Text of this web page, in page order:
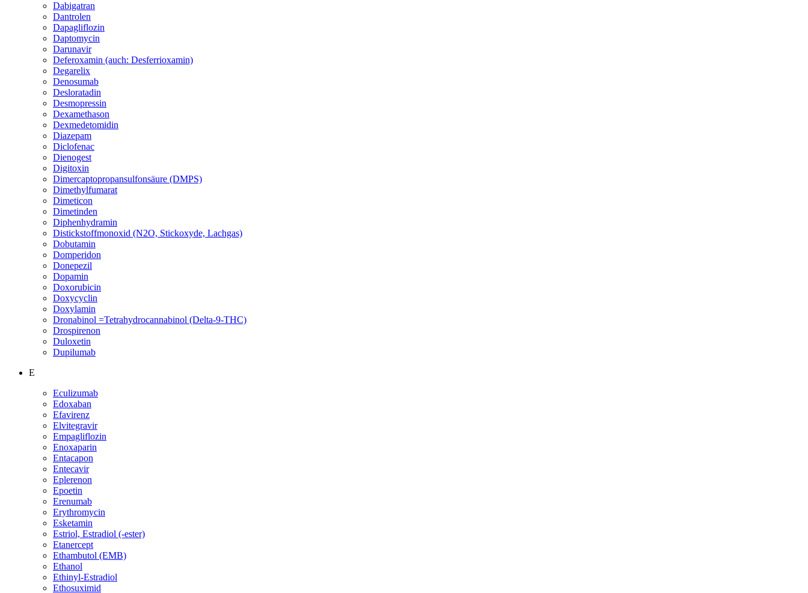
Dabigatran
Dantrolen
Dapagliflozin
Daptomycin
Darunavir
Deferoxamin (auch: Desferrioxamin)
Degarelix
Denosumab
Desloratadin
Desmopressin
Dexamethason
Dexmedetomidin
Diazepam
Diclofenac
Dienogest
Digitoxin
Dimercaptopropansulfonsäure (DMPS)
Dimethylfumarat
Dimeticon
Dimetinden
Diphenhydramin
Distickstoffmonoxid (N2O, Stickoxyde, Lachgas)
Dobutamin
Domperidon
Donepezil
Dopamin
Doxorubicin
Doxycyclin
Doxylamin
Dronabinol =Tetrahydrocannabinol (Delta-9-THC)
Drospirenon
Duloxetin
Dupilumab
E
Eculizumab
Edoxaban
Efavirenz
Elvitegravir
Empagliflozin
Enoxaparin
Entacapon
Entecavir
Eplerenon
Epoetin
Erenumab
Erythromycin
Esketamin
Estriol, Estradiol (-ester)
Etanercept
Ethambutol (EMB)
Ethanol
Ethinyl-Estradiol
Ethosuximid